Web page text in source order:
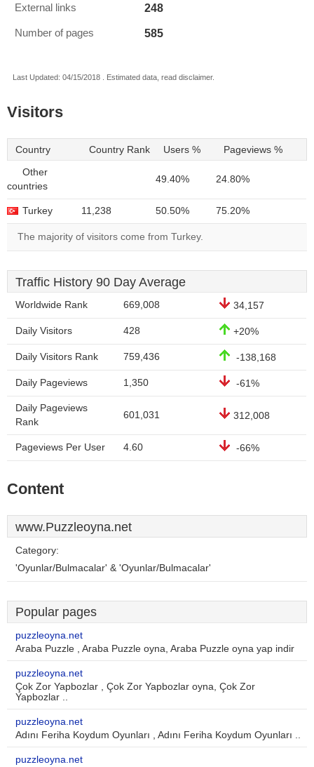
External links 248
Number of pages 585
Last Updated: 04/15/2018 . Estimated data, read disclaimer.
Visitors
Country Country Rank Users % Pageviews %
Other
countries
49.40% 24.80%
Turkey 11,238 50.50% 75.20%
The majority of visitors come from Turkey.
Traffic History 90 Day Average
Worldwide Rank 669,008 34,157
Daily Visitors 428 +20%
Daily Visitors Rank 759,436 -138,168
Daily Pageviews 1,350 -61%
Daily Pageviews
Rank
601,031 312,008
Pageviews Per User 4.60 -66%
Content
www.Puzzleoyna.net
Category:
'Oyunlar/Bulmacalar' & 'Oyunlar/Bulmacalar'
Popular pages
puzzleoyna.net
Araba Puzzle , Araba Puzzle oyna, Araba Puzzle oyna yap indir
puzzleoyna.net
Çok Zor Yapbozlar , Çok Zor Yapbozlar oyna, Çok Zor
Yapbozlar ..
puzzleoyna.net
Adını Feriha Koydum Oyunları , Adını Feriha Koydum Oyunları ..
puzzleoyna.net